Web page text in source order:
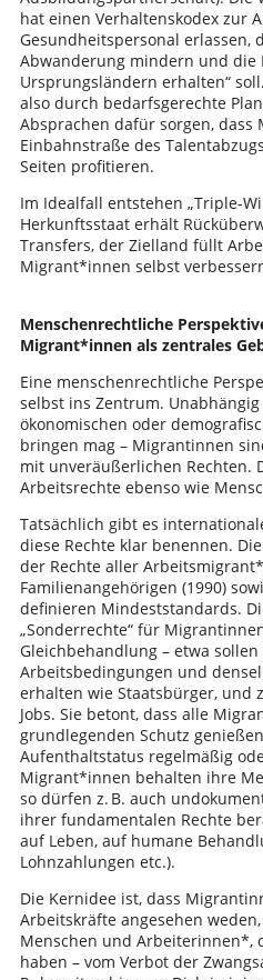
hat einen Verhaltenskodex zur
Gesundheitspersonal erlassen,
Abwanderung mindern und die
Ursprungsländern erhalten“
also durch bedarfsgerechte
Absprachen dafür sorgen,
Einbahnstraße des
Seiten profitieren.
Im Idealfall entstehen „Triple-
Herkunftsstaat erhält
Transfers, der Zielland füllt
Migrant*innen selbst
Menschenrechtliche
Migrant*innen als zentrales
Eine menschenrechtliche
selbst ins Zentrum.
ökonomischen oder
bringen mag – Migrantinnen
mit unveräußerlichen Rechten.
Arbeitsrechte ebenso wie
Tatsächlich gibt es
diese Rechte klar benennen.
der Rechte aller
Familienangehörigen (1990)
definieren Mindeststandards.
„Sonderrechte“ für
Gleichbehandlung – etwa
Arbeitsbedingungen und
erhalten wie Staatsbürger, und
Jobs. Sie betont, dass alle
grundlegenden Schutz
Aufenthaltstatus regelmäßig
Migrant*innen behalten ihre
so dürfen z. B. auch
ihrer fundamentalen Rechte
auf Leben, auf humane
Lohnzahlungen etc.).
Die Kernidee ist, dass
Arbeitskräfte angesehen
Menschen und Arbeiterinnen*,
haben – vom Verbot der